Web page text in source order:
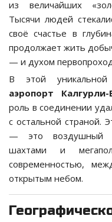
из величайших
Тысячи людей
своё счастье в
продолжает жить
— и духом
В этой уникальной
аэропорт Калгурли-
роль в соединении
с остальной страной.
— это воздушный
шахтами и
современностью,
открытым небом.